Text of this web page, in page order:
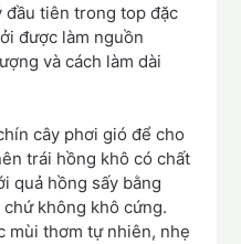
tiên trong top đặc
được làm nguồn
và cách làm dài
cây phơi gió để cho
trái hồng khô có chất
quả hồng sấy bằng
không khô cứng.
mùi thơm tự nhiên, nhẹ